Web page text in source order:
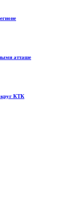
атташе
КТК